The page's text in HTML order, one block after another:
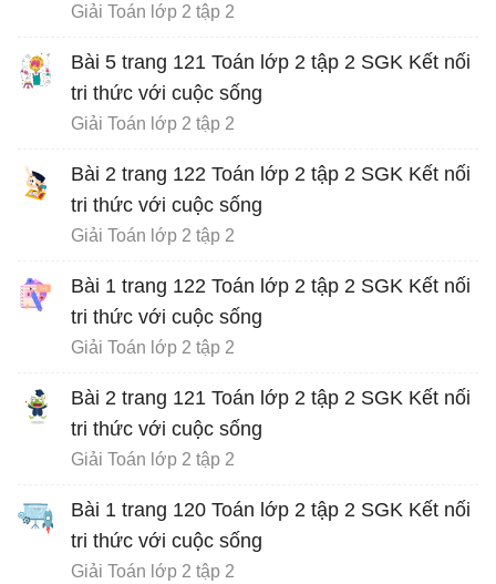
Giải Toán lớp 2 tập 2
Bài 5 trang 121 Toán lớp 2 tập 2 SGK Kết nối
tri thức với cuộc sống
Giải Toán lớp 2 tập 2
Bài 2 trang 122 Toán lớp 2 tập 2 SGK Kết nối
tri thức với cuộc sống
Giải Toán lớp 2 tập 2
Bài 1 trang 122 Toán lớp 2 tập 2 SGK Kết nối
tri thức với cuộc sống
Giải Toán lớp 2 tập 2
Bài 2 trang 121 Toán lớp 2 tập 2 SGK Kết nối
tri thức với cuộc sống
Giải Toán lớp 2 tập 2
Bài 1 trang 120 Toán lớp 2 tập 2 SGK Kết nối
tri thức với cuộc sống
Giải Toán lớp 2 tập 2